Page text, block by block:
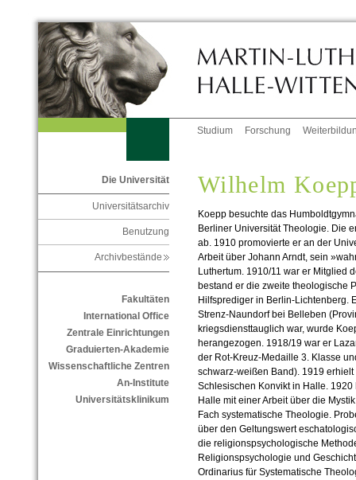
Studium Forschung
Die Universität
Universitätsarchiv
Benutzung
Archivbestände
Fakultäten
International Office
Zentrale Einrichtungen
Graduierten-Akademie
Wissenschaftliche Zentren
An-Institute
Universitätsklinikum
Wilhelm
Koepp besuchte das
Berliner Universität Theologie. Die
ab. 1910 promovierte er an der
Arbeit über Johann Arndt, sein
Luthertum. 1910/11 war er Mitglied
bestand er die zweite theologische
Hilfsprediger in Berlin-Lichtenberg.
Strenz-Naundorf bei Belleben
kriegsdiensttauglich war, wurde
herangezogen. 1918/19 war er
der Rot-Kreuz-Medaille 3. Klasse
schwarz-weißen Band). 1919
Schlesischen Konvikt in Halle.
Halle mit einer Arbeit über die
Fach systematische Theologie.
über den Geltungswert
die religionspsychologische
Religionspsychologie und
Ordinarius für Systematische